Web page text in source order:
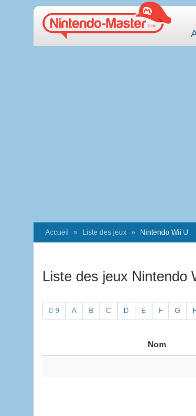
Accueil Liste des jeux Nintendo Wii U
Liste des jeux Nintendo
0-9 A B C D E F G H
Nom